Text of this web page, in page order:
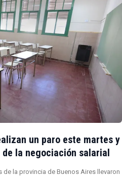
un paro este martes y
la negociación salarial
la provincia de Buenos Aires llevaron